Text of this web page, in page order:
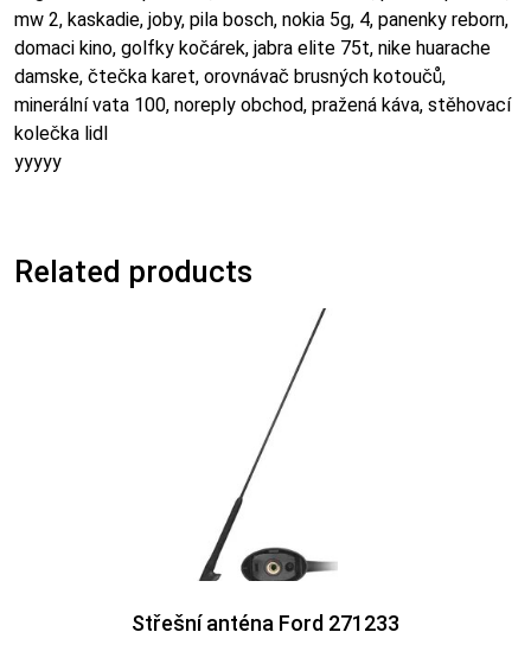
mw 2, kaskadie, joby, pila bosch, nokia 5g, 4, panenky reborn,
domaci kino, golfky kočárek, jabra elite 75t, nike huarache
damske, čtečka karet, orovnávač brusných kotoučů,
minerální vata 100, noreply obchod, pražená káva, stěhovací
kolečka lidl
yyyyy
Related products
Střešní anténa Ford 271233